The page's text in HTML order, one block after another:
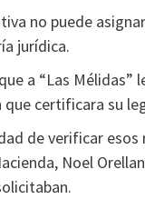
no puede
jurídica.
a “Las
certificara su
de verificar
Noel